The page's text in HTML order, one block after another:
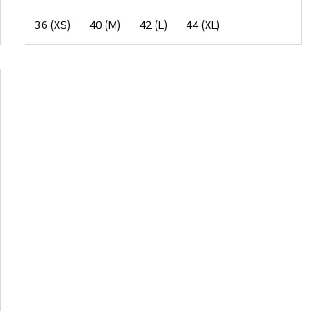
36 (XS) 40 (M) 42 (L) 44 (XL)